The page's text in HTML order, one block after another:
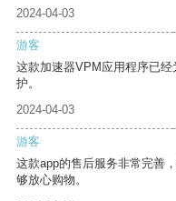
2024-04-03
游客
这款加速器VPM应用程序已
护。
2024-04-03
游客
这款app的售后服务非常完善
够放心购物。